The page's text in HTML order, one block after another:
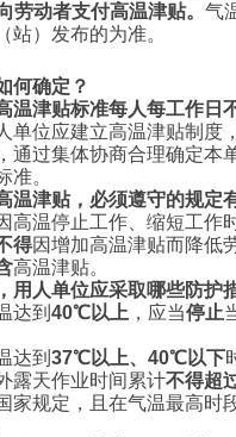
动者支付高温津贴。 气
站）发布的为准。
何确定？
温津贴标准每人每工作日
单位应建立高温津贴制度
通过集体协商合理确定本
准。
温津贴，必须遵守的规定
高温停止工作、缩短工作
得因增加高温津贴而降低
高温津贴。
用人单位应采取哪些防护
达到 40℃以上 ，应当停止
达到 37℃以上、40℃以下
露天作业时间累计不得超
家规定，且在气温最高时